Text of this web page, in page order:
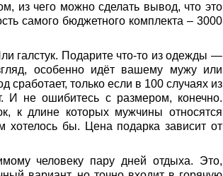
из чего можно сделать вывод, что это
самого бюджетного комплекта – 3000
галстук. Подарите что-то из одежды —
особенно идёт вашему мужу или
сработает, только если в 100 случаях из
И не ошибитесь с размером, конечно.
к длине которых мужчины относятся
хотелось бы. Цена подарка зависит от
человеку пару дней отдыха. Это,